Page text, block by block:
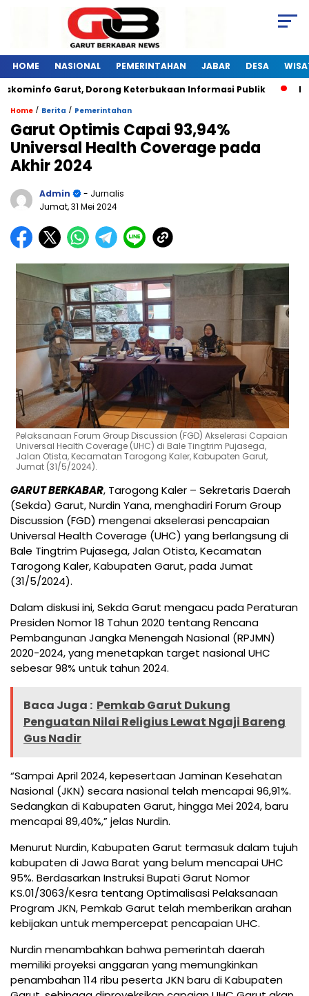
HOME NASIONAL PEMERINTAHAN JABAR DESA
Garut, Dorong Keterbukaan Informasi Publik
Home / Berita / Pemerintahan
Garut Optimis Capai 93,94%
Universal Health Coverage pada
Akhir 2024
Admin
- Jurnalis
Jumat, 31 Mei 2024
Pelaksanaan Forum Group Discussion (FGD) Akselerasi Capaian
Universal Health Coverage (UHC) di Bale Tingtrim Pujasega,
Jalan Otista, Kecamatan Tarogong Kaler, Kabupaten Garut,
Jumat (31/5/2024).
GARUT BERKABAR, Tarogong Kaler – Sekretaris Daerah
(Sekda) Garut, Nurdin Yana, menghadiri Forum Group
Discussion (FGD) mengenai akselerasi pencapaian
Universal Health Coverage (UHC) yang berlangsung di
Bale Tingtrim Pujasega, Jalan Otista, Kecamatan
Tarogong Kaler, Kabupaten Garut, pada Jumat
(31/5/2024).
Dalam diskusi ini, Sekda Garut mengacu pada Peraturan
Presiden Nomor 18 Tahun 2020 tentang Rencana
Pembangunan Jangka Menengah Nasional (RPJMN)
2020-2024, yang menetapkan target nasional UHC
sebesar 98% untuk tahun 2024.
Baca Juga : Pemkab Garut Dukung
Penguatan Nilai Religius Lewat Ngaji Bareng
Gus Nadir
“Sampai April 2024, kepesertaan Jaminan Kesehatan
Nasional (JKN) secara nasional telah mencapai 96,91%.
Sedangkan di Kabupaten Garut, hingga Mei 2024, baru
mencapai 89,40%,” jelas Nurdin.
Menurut Nurdin, Kabupaten Garut termasuk dalam tujuh
kabupaten di Jawa Barat yang belum mencapai UHC
95%. Berdasarkan Instruksi Bupati Garut Nomor
KS.01/3063/Kesra tentang Optimalisasi Pelaksanaan
Program JKN, Pemkab Garut telah memberikan arahan
kebijakan untuk mempercepat pencapaian UHC.
Nurdin menambahkan bahwa pemerintah daerah
memiliki proyeksi anggaran yang memungkinkan
penambahan 114 ribu peserta JKN baru di Kabupaten